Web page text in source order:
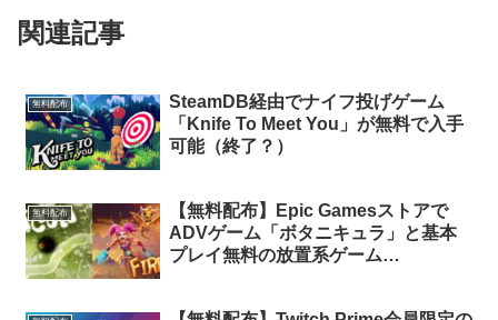
関連記事
無料配布
SteamDB経由でナイフ投げゲーム
「Knife To Meet You」が無料で入手
可能（終了？）
無料配布
【無料配布】Epic Gamesストアで
ADVゲーム「ボタニキュラ」と基本
プレイ無料の放置系ゲーム